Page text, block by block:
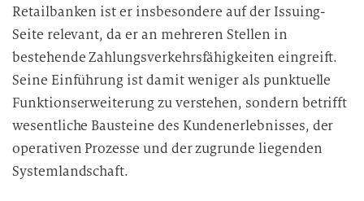
Retailbanken ist er insbesondere auf der Issuing-
Seite relevant, da er an mehreren Stellen in
bestehende Zahlungsverkehrsfähigkeiten eingreift.
Seine Einführung ist damit weniger als punktuelle
Funktionserweiterung zu verstehen, sondern betrifft
wesentliche Bausteine des Kundenerlebnisses, der
operativen Prozesse und der zugrunde liegenden
Systemlandschaft.